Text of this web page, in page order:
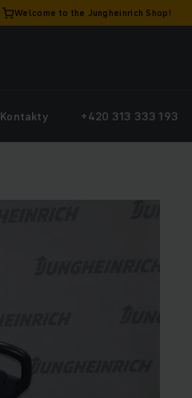
Welcome to the Jungheinrich Shop!
Kontakty +420 313 333 193